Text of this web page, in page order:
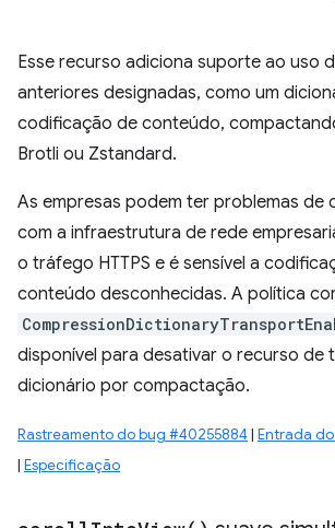
Esse recurso adiciona suporte ao uso
anteriores designadas, como um
codificação de conteúdo,
Brotli ou Zstandard.
As empresas podem ter problemas de
com a infraestrutura de rede
o tráfego HTTPS e é sensível a
conteúdo desconhecidas. A política
disponível para desativar o recurso de
dicionário por compactação.
Rastreamento do bug #40255884 | Entrada
| Especificação